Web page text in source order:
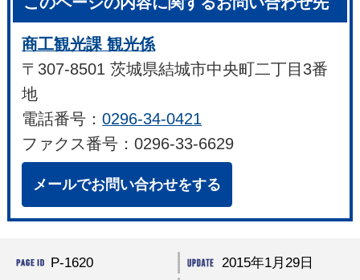
商工観光課 観光係
〒307-8501 茨城県結城市中央町二丁目3番
地
電話番号：0296-34-0421
ファクス番号：0296-33-6629
メールでお問い合わせをする
P-1620
2015年1月29日